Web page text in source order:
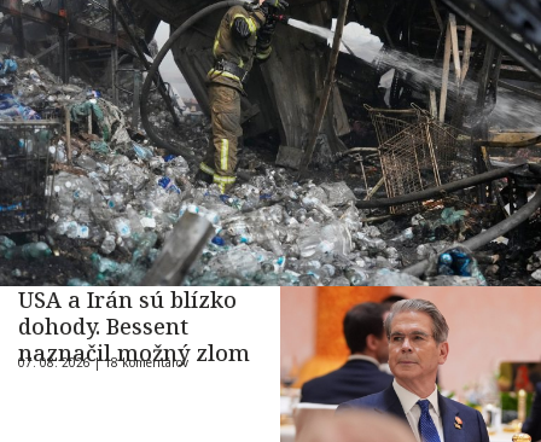
USA a Irán sú blízko
dohody. Bessent
naznačil možný zlom
07. 08. 2026 |18 komentárov